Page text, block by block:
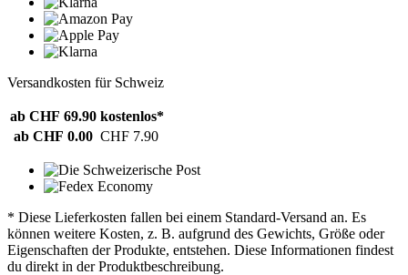
Versandkosten für Schweiz
ab CHF 69.90 kostenlos*
ab CHF 0.00 CHF 7.90
* Diese Lieferkosten fallen bei einem Standard-Versand an. Es
können weitere Kosten, z. B. aufgrund des Gewichts, Größe oder
Eigenschaften der Produkte, entstehen. Diese Informationen findest
du direkt in der Produktbeschreibung.